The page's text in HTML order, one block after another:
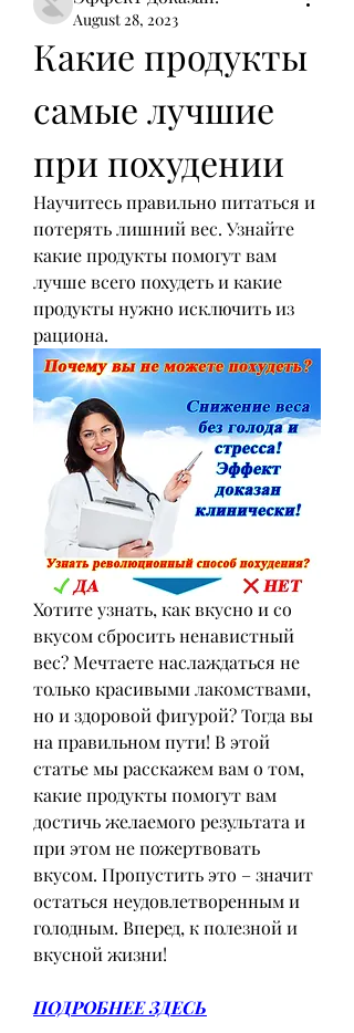
August 28, 2023
Какие продукты
самые лучшие
при похудении
Научитесь правильно питаться и
потерять лишний вес. Узнайте
какие продукты помогут вам
лучше всего похудеть и какие
продукты нужно исключить из
рациона.
Хотите узнать, как вкусно и со
вкусом сбросить ненавистный
вес? Мечтаете наслаждаться не
только красивыми лакомствами,
но и здоровой фигурой? Тогда вы
на правильном пути! В этой
статье мы расскажем вам о том,
какие продукты помогут вам
достичь желаемого результата и
при этом не пожертвовать
вкусом. Пропустить это – значит
остаться неудовлетворенным и
голодным. Вперед, к полезной и
вкусной жизни!
ПОДРОБНЕЕ ЗДЕСЬ